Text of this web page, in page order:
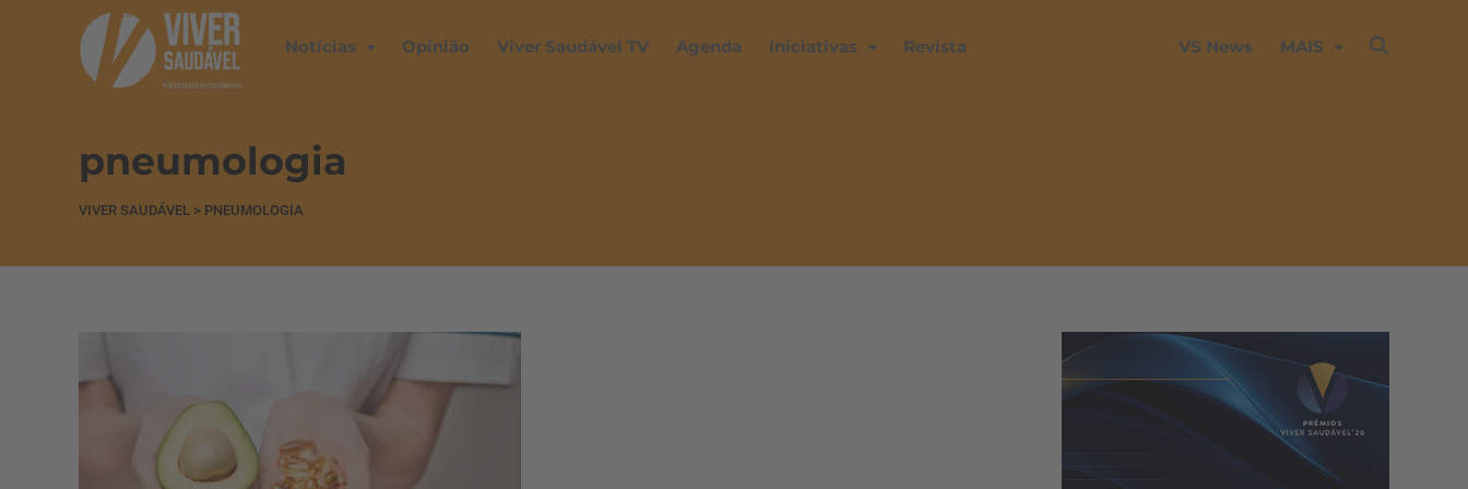
Notícias Opinião Viver Saudável TV Agenda Iniciativas Revista VS News MAIS
pneumologia
VIVER SAUDÁVEL > PNEUMOLOGIA